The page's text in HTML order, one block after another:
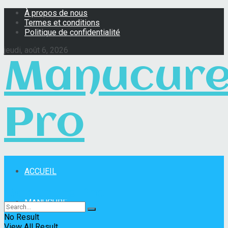
À propos de nous
Termes et conditions
Politique de confidentialité
jeudi, août 6, 2026
Pro
ACCUEIL
MANUCURE
No Result